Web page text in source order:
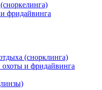
фридайвинга
(снорклинга)
и фридайвинга